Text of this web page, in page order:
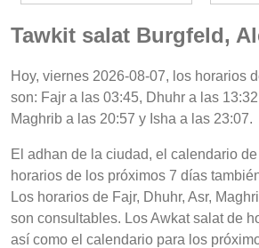
Tawkit salat Burgfeld,
Hoy, viernes 2026-08-07, los horarios
son: Fajr a las 03:45, Dhuhr a las
Maghrib a las 20:57 y Isha a las 23:07.
El adhan de la ciudad, el calendario
horarios de los próximos 7 días
Los horarios de Fajr, Dhuhr, Asr,
son consultables. Los Awkat salat de
así como el calendario para los